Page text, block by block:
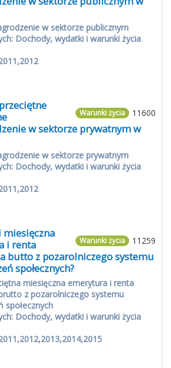
w sektorze publicznym
Dochody, wydatki i warunki życia
11600
Warunki życia
w sektorze prywatnym w
w sektorze prywatnym
Dochody, wydatki i warunki życia
11259
Warunki życia
miesięczna
i renta
butto z pozarolniczego systemu
społecznych?
miesięczna emerytura i renta
z pozarolniczego systemu
społecznych
Dochody, wydatki i warunki życia